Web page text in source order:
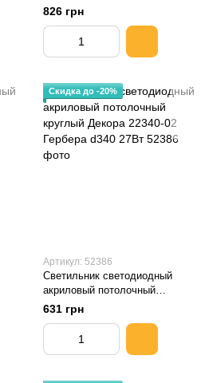
круглый Декора 18395-02
Лабиринт d395 36Вт
826 грн
Скидка до -20%
Артикул: 52386
Светильник светодиодный
акриловый потолочный
круглый Декора 22340-02
Гербера d340 27Вт
631 грн